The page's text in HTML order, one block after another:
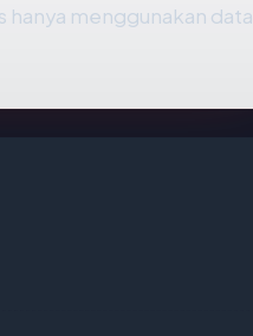
menggunakan data